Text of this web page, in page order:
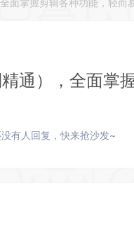
面掌握剪辑各种功能，轻而
通），全面掌
有人回复，快来抢沙发~